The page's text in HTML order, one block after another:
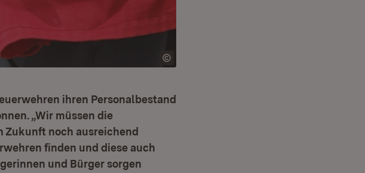
ihren Personalbestand
„Wir müssen die
Zukunft noch ausreichend
finden und diese auch
und Bürger sorgen